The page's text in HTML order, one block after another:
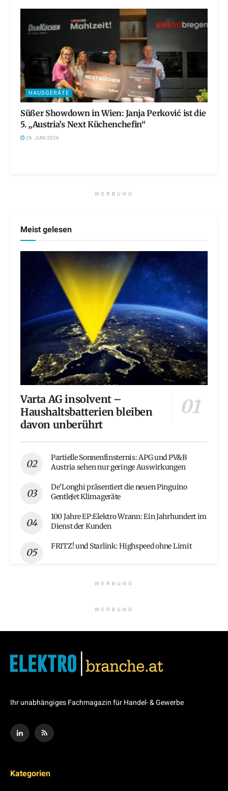
HAUSGERÄTE
Süßer Showdown in Wien: Janja Perković ist die
5. „Austria’s Next Küchenchefin“
26. JUNI 2026
WERBUNG
Meist gelesen
Varta AG insolvent –
Haushaltsbatterien bleiben
davon unberührt
Partielle Sonnenfinsternis: APG und PV&B
Austria sehen nur geringe Auswirkungen
De’Longhi präsentiert die neuen Pinguino
GentleJet Klimageräte
100 Jahre EP:Elektro Wrann: Ein Jahrhundert im
Dienst der Kunden
FRITZ! und Starlink: Highspeed ohne Limit
WERBUNG
WERBUNG
Ihr unabhängiges Fachmagazin für Handel- & Gewerbe
Kategorien